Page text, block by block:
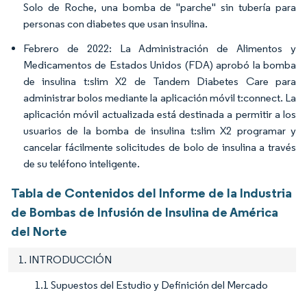
Solo de Roche, una bomba de "parche" sin tubería para
personas con diabetes que usan insulina.
Febrero de 2022: La Administración de Alimentos y
Medicamentos de Estados Unidos (FDA) aprobó la bomba
de insulina t:slim X2 de Tandem Diabetes Care para
administrar bolos mediante la aplicación móvil t:connect. La
aplicación móvil actualizada está destinada a permitir a los
usuarios de la bomba de insulina t:slim X2 programar y
cancelar fácilmente solicitudes de bolo de insulina a través
de su teléfono inteligente.
Tabla de Contenidos del Informe de la Industria
de Bombas de Infusión de Insulina de América
del Norte
1. INTRODUCCIÓN
1.1 Supuestos del Estudio y Definición del Mercado